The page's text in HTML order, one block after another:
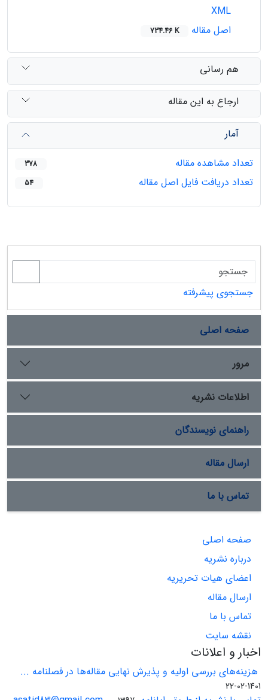
اصل مقاله
734.46 K
هم رسانی
ارجاع به این مقاله
آمار
تعداد مشاهده مقاله
378
تعداد دریافت فایل اصل مقاله 54
جستجوی پیشرفته
صفحه اصلی
مرور
اطلاعات نشریه
راهنمای نویسندگان
ارسال مقاله
تماس با ما
صفحه اصلی
درباره نشریه
اعضای هیات تحریریه
ارسال مقاله
تماس با ما
نقشه سایت
اخبار و اعلانات
هزینه‌های بررسی اولیه و پذیرش نهایی مقاله‌ها در فصلنامه ...
1401-02-22